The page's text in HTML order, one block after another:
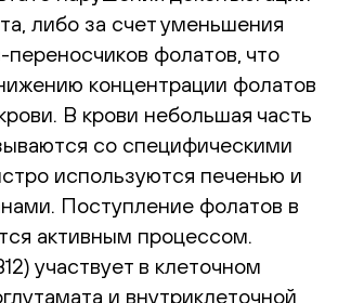
либо за счет уменьшения
переносчиков фолатов, что
концентрации фолатов
В крови небольшая часть
со специфическими
используются печенью и
Поступление фолатов в
активным процессом.
участвует в клеточном
и внутриклеточной